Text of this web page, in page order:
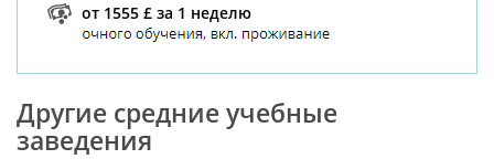
от 1555 £ за 1 неделю
Другие средние учебные
заведения